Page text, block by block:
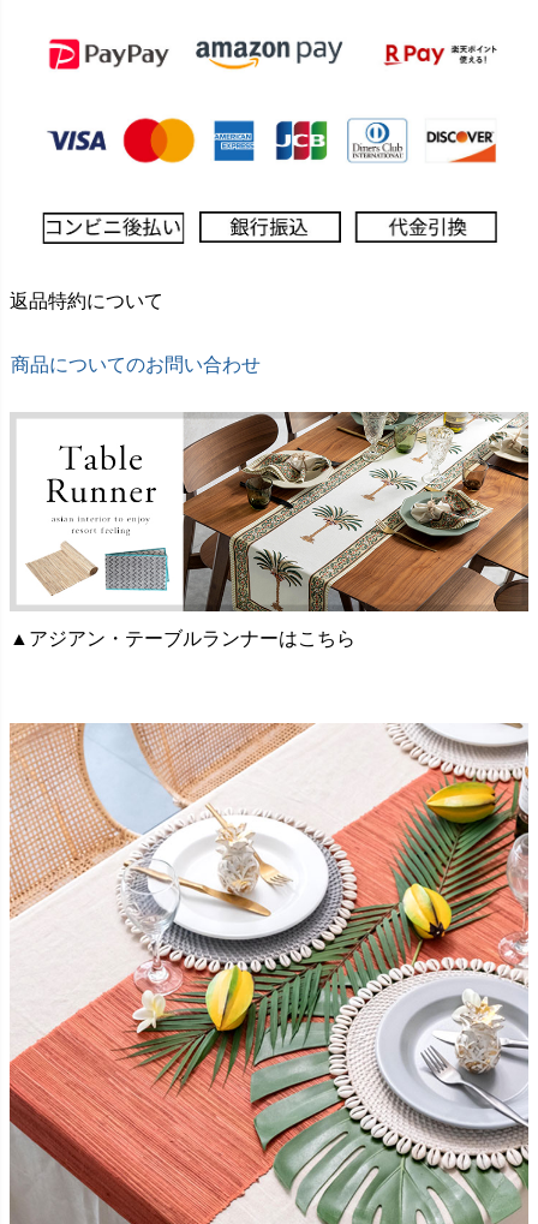
返品特約について
商品についてのお問い合わせ
▲アジアン・テーブルランナーはこちら